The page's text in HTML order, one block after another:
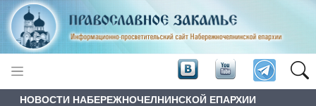
НОВОСТИ НАБЕРЕЖНОЧЕЛНИНСКОЙ ЕПАРХИИ